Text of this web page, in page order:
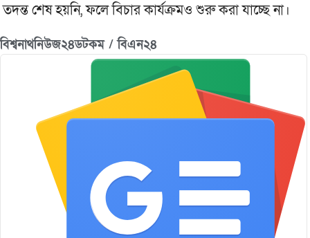
তদন্ত শেষ হয়নি, ফলে বিচার কার্যক্রমও শুরু করা যাচ্ছে না।
বিশ্বনাথনিউজ২৪ডটকম / বিএন২৪